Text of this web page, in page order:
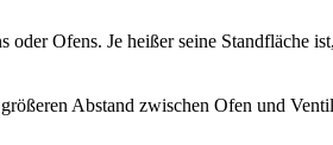
Ofens. Je heißer seine Standfläche
Abstand zwischen Ofen und